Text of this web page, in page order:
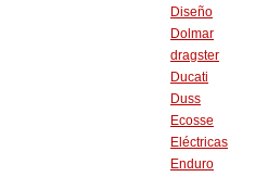
Diseño
Dolmar
dragster
Ducati
Duss
Ecosse
Eléctricas
Enduro